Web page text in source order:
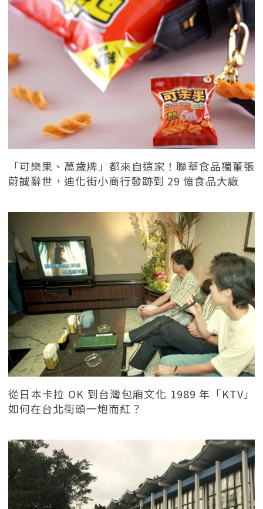
「可樂果、萬歲牌」都來自這家！聯華食品獨董張
蔚誠辭世，迪化街小商行發跡到 29 億食品大廠
從日本卡拉 OK 到台灣包廂文化 1989 年「KTV」
如何在台北街頭一炮而紅？